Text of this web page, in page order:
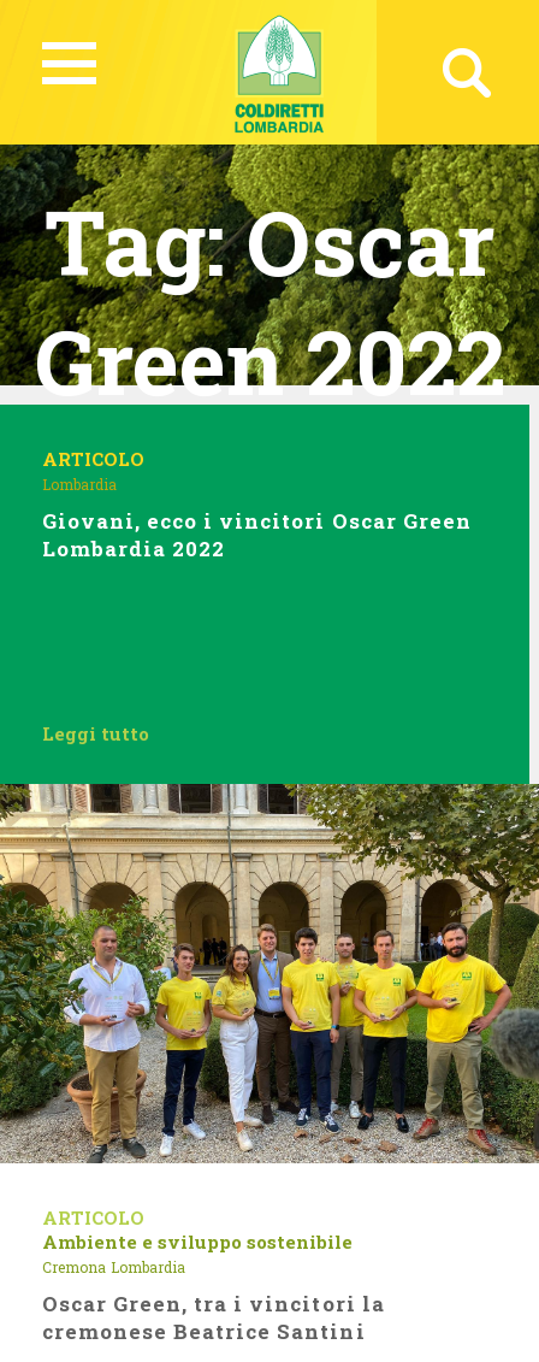
Tag:Oscar
Green 2022
ARTICOLO
Lombardia
Giovani, ecco i vincitori Oscar Green
Lombardia 2022
Leggi tutto
ARTICOLO
Ambiente e sviluppo sostenibile
Cremona Lombardia
Oscar Green, tra i vincitori la
cremonese Beatrice Santini